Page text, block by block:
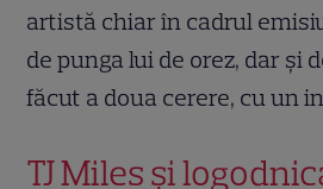
artistă chiar în cadrul
de punga lui de orez, dar și
făcut a doua cerere, cu un
TJ Miles și